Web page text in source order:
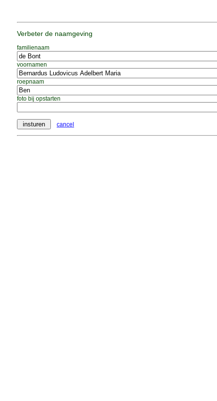
Verbeter de naamgeving
familienaam
voornamen
roepnaam
foto bij opstarten
cancel